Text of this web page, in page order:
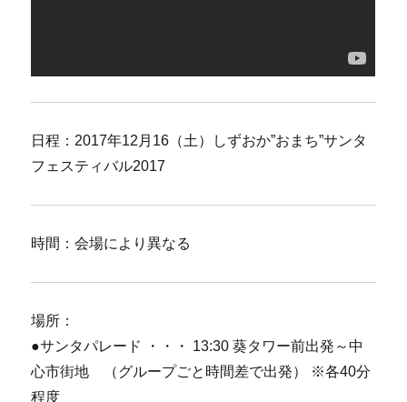
日程：2017年12月16（土）しずおか”おまち”サンタ
フェスティバル2017
時間：会場により異なる
場所：
●サンタパレード ・・・ 13:30 葵タワー前出発～中
心市街地 （グループごと時間差で出発） ※各40分
程度